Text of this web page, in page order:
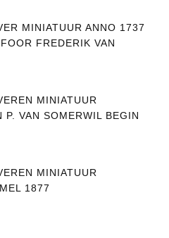
MINIATUUR ANNO 1737
FREDERIK VAN
MINIATUUR
P. VAN SOMERWIL BEGIN
MINIATUUR
1877